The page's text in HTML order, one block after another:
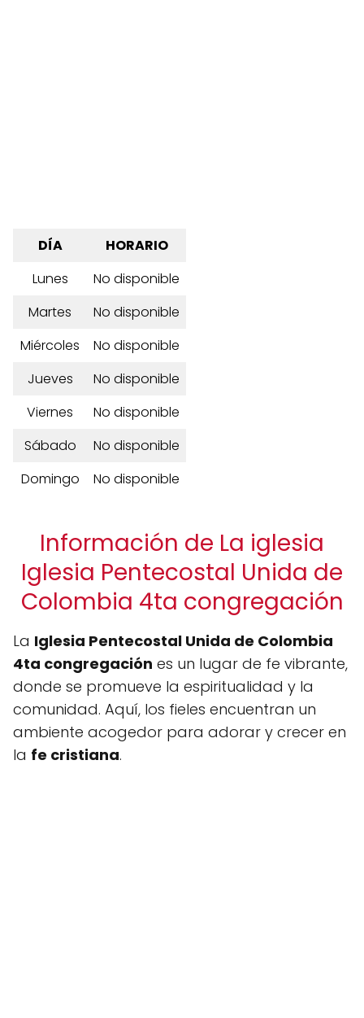
DÍA
HORARIO
Lunes
No disponible
Martes
No disponible
Miércoles
No disponible
Jueves
No disponible
Viernes
No disponible
Sábado
No disponible
Domingo
No disponible
Información de La iglesia
Iglesia Pentecostal Unida de
Colombia 4ta congregación
La Iglesia Pentecostal Unida de Colombia
4ta congregación es un lugar de fe vibrante,
donde se promueve la espiritualidad y la
comunidad. Aquí, los fieles encuentran un
ambiente acogedor para adorar y crecer en
la fe cristiana.